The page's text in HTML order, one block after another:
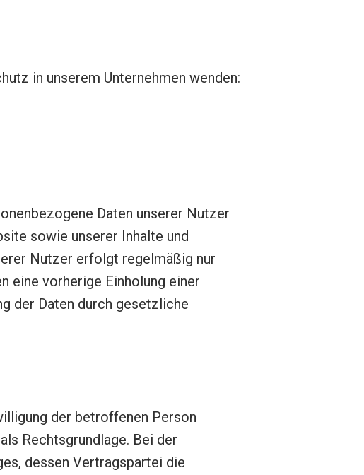
in unserem Unternehmen wenden:
Daten unserer Nutzer
sowie unserer Inhalte und
Nutzer erfolgt regelmäßig nur
eine vorherige Einholung einer
der Daten durch gesetzliche
der betroffenen Person
Rechtsgrundlage. Bei der
dessen Vertragspartei die